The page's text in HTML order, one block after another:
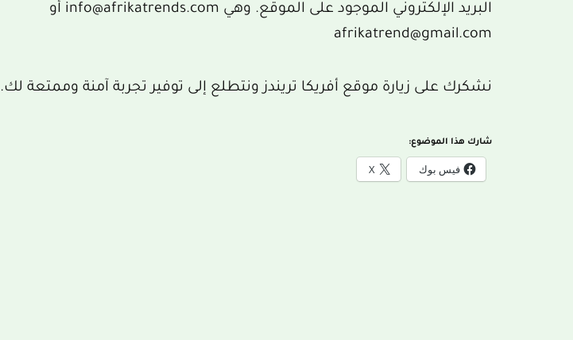
البريد الإلكتروني الموجود على الموقع. وهي info@afrikatrends.com أو
afrikatrend@gmail.com
نشكرك على زيارة موقع أفريكا تريندز ونتطلع إلى توفير تجربة آمنة وممتعة لك.
شارك هذا الموضوع:
فيس بوك X